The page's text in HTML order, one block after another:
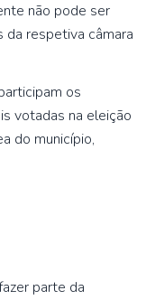
não pode ser
respetiva câmara
os
votadas na eleição
do município,
parte da